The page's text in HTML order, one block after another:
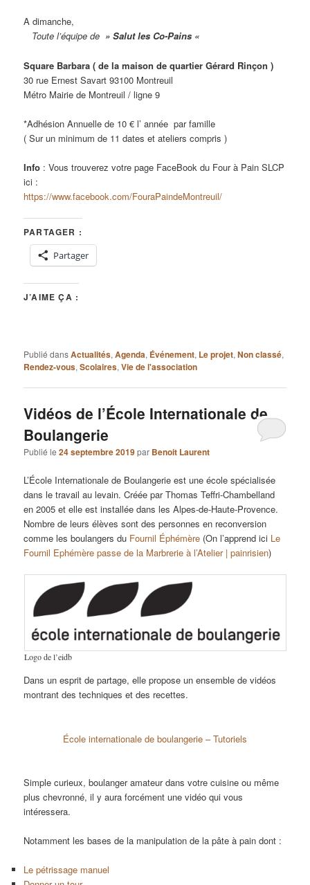
A dimanche,
Toute l’équipe de » Salut les Co-Pains «
Square Barbara ( de la maison de quartier Gérard Rinçon )
30 rue Ernest Savart 93100 Montreuil
Métro Mairie de Montreuil / ligne 9
*Adhésion Annuelle de 10 € l’ année par famille
( Sur un minimum de 11 dates et ateliers compris )
Info : Vous trouverez votre page FaceBook du Four à Pain SLCP
ici :
https://www.facebook.com/FouraPaindeMontreuil/
PARTAGER :
Partager
J’AIME ÇA :
Publié dansActualités,Agenda, Événement, Le projet,Non classé,
Rendez-vous,Scolaires,Vie de l'association
Vidéos de l’École Internationale de
Boulangerie
Publié le24 septembre 2019par Benoit Laurent
L’École Internationale de Boulangerie est une école spécialisée
dans le travail au levain. Créée par Thomas Teffri-Chambelland
en 2005 et elle est installée dans les Alpes-de-Haute-Provence.
Nombre de leurs élèves sont des personnes en reconversion
comme les boulangers du Fournil Éphémère (On l’apprend ici Le
Fournil Ephémère passe de la Marbrerie à l’Atelier | painrisien)
Logo de l’eidb
Dans un esprit de partage, elle propose un ensemble de vidéos
montrant des techniques et des recettes.
École internationale de boulangerie – Tutoriels
Simple curieux, boulanger amateur dans votre cuisine ou même
plus chevronné, il y aura forcément une vidéo qui vous
intéressera.
Notamment les bases de la manipulation de la pâte à pain dont :
Le pétrissage manuel